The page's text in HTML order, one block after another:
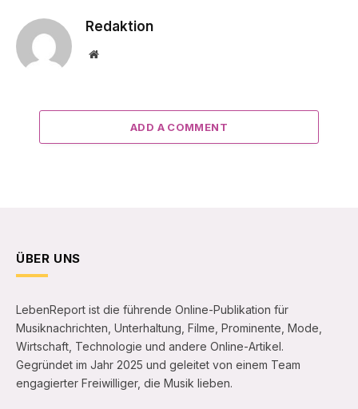
Redaktion
Website
ADD A COMMENT
ÜBER UNS
LebenReport ist die führende Online-Publikation für
Musiknachrichten, Unterhaltung, Filme, Prominente, Mode,
Wirtschaft, Technologie und andere Online-Artikel.
Gegründet im Jahr 2025 und geleitet von einem Team
engagierter Freiwilliger, die Musik lieben.